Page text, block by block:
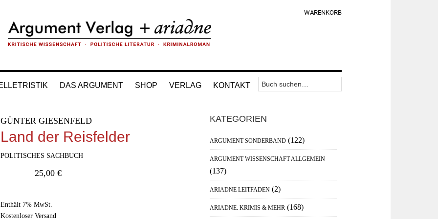
WARENKORB
DAS ARGUMENT SHOP VERLAG KONTAKT
Nav
Area
Suchen
nach:
GÜNTER GIESENFELD
Land der Reisfelder
POLITISCHES SACHBUCH
25,00 €
Enthält 7% MwSt.
Kostenloser Versand
Haupt-
Sidebar
KATEGORIEN
ARGUMENT SONDERBAND (122)
ARGUMENT WISSENSCHAFT ALLGEMEIN
(137)
ARIADNE LEITFADEN (2)
ARIADNE: KRIMIS & MEHR (168)